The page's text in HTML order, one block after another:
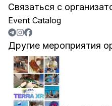
Связаться с
Event Catalog
Другие мероприятия